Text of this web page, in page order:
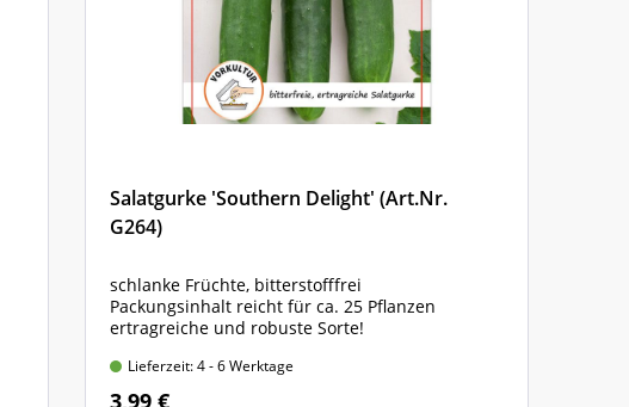
Salatgurke 'Southern Delight' (Art.Nr.
G264)
schlanke Früchte, bitterstofffrei
Packungsinhalt reicht für ca. 25 Pflanzen
ertragreiche und robuste Sorte!
Lieferzeit: 4 - 6 Werktage
3,99 €